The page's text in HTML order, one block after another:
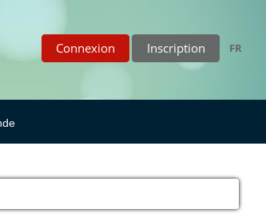
Connexion Inscription FR